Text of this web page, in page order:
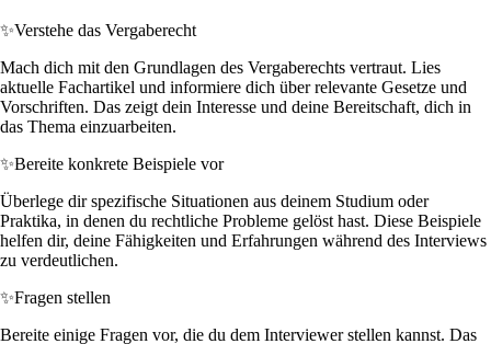
✨Verstehe das Vergaberecht
Mach dich mit den Grundlagen des Vergaberechts vertraut. Lies
aktuelle Fachartikel und informiere dich über relevante Gesetze und
Vorschriften. Das zeigt dein Interesse und deine Bereitschaft, dich in
das Thema einzuarbeiten.
✨Bereite konkrete Beispiele vor
Überlege dir spezifische Situationen aus deinem Studium oder
Praktika, in denen du rechtliche Probleme gelöst hast. Diese Beispiele
helfen dir, deine Fähigkeiten und Erfahrungen während des Interviews
zu verdeutlichen.
✨Fragen stellen
Bereite einige Fragen vor, die du dem Interviewer stellen kannst. Das